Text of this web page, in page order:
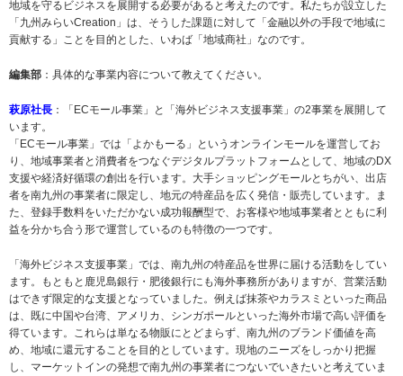
地域を守るビジネスを展開する必要があると考えたのです。私たちが設立した
「九州みらいCreation」は、そうした課題に対して「金融以外の手段で地域に
貢献する」ことを目的とした、いわば「地域商社」なのです。
編集部 ：具体的な事業内容について教えてください。
萩原社長 ：「ECモール事業」と「海外ビジネス支援事業」の2事業を展開して
います。
「ECモール事業」では「よかもーる」というオンラインモールを運営してお
り、地域事業者と消費者をつなぐデジタルプラットフォームとして、地域のDX
支援や経済好循環の創出を行います。大手ショッピングモールとちがい、出店
者を南九州の事業者に限定し、地元の特産品を広く発信・販売しています。ま
た、登録手数料をいただかない成功報酬型で、お客様や地域事業者とともに利
益を分かち合う形で運営しているのも特徴の一つです。
「海外ビジネス支援事業」では、南九州の特産品を世界に届ける活動をしてい
ます。もともと鹿児島銀行・肥後銀行にも海外事務所がありますが、営業活動
はできず限定的な支援となっていました。例えば抹茶やカラスミといった商品
は、既に中国や台湾、アメリカ、シンガポールといった海外市場で高い評価を
得ています。これらは単なる物販にとどまらず、南九州のブランド価値を高
め、地域に還元することを目的としています。現地のニーズをしっかり把握
し、マーケットインの発想で南九州の事業者につないでいきたいと考えていま